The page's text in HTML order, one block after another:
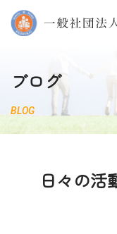
コ
テ
ン
ツ
へ
ブログ
BLOG
日々の活